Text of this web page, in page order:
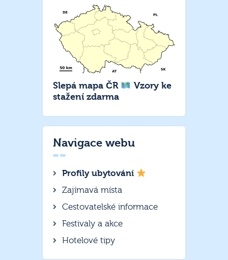
Slepá mapa ČR
Vzory ke
stažení zdarma
Navigace webu
Profily ubytování
Zajímavá místa
Cestovatelské informace
Festivaly a akce
Hotelové tipy